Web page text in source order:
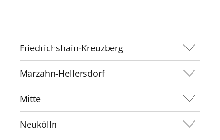
Friedrichshain-Kreuzberg
Marzahn-Hellersdorf
Mitte
Neukölln